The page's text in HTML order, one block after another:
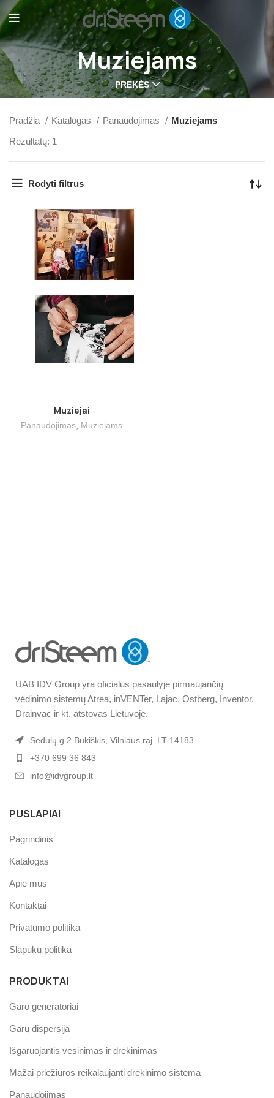
Muziejams
PREKĖS
Pradžia Katalogas Panaudojimas
Muziejams
Rezultatų: 1
Rodyti filtrus
Muziejai
Panaudojimas, Muziejams
UAB IDV Group yra oficialus pasaulyje pirmaujančių
vėdinimo sistemų Atrea, inVENTer, Lajac, Ostberg, Inventor,
Drainvac ir kt. atstovas Lietuvoje.
Sedulų g.2 Bukiškis, Vilniaus raj. LT-14183
+370 699 36 843
info@idvgroup.lt
PUSLAPIAI
Pagrindinis
Katalogas
Apie mus
Kontaktai
Privatumo politika
Slapukų politika
PRODUKTAI
Garo generatoriai
Garų dispersija
Išgaruojantis vėsinimas ir drėkinimas
Mažai priežiūros reikalaujanti drėkinimo sistema
Panaudojimas